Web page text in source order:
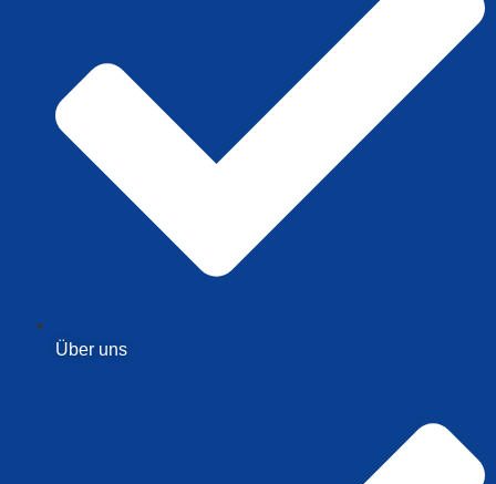
Über uns